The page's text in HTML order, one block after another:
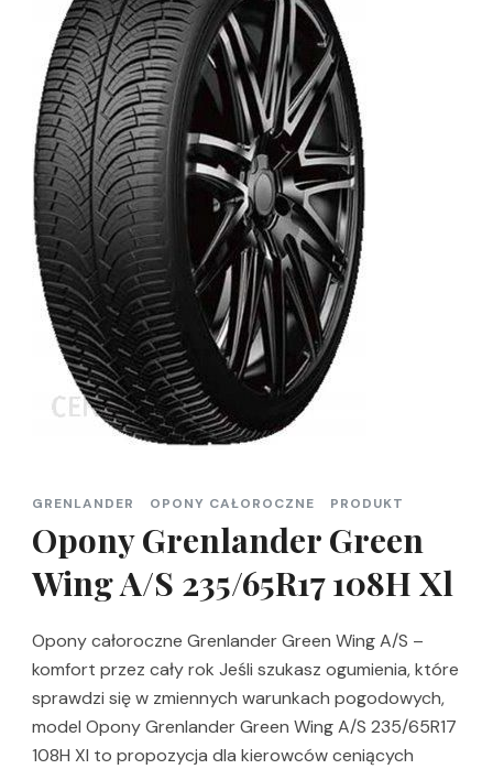
GRENLANDER OPONY CAŁOROCZNE PRODUKT
Opony Grenlander Green
Wing A/S 235/65R17 108H Xl
Opony całoroczne Grenlander Green Wing A/S –
komfort przez cały rok Jeśli szukasz ogumienia, które
sprawdzi się w zmiennych warunkach pogodowych,
model Opony Grenlander Green Wing A/S 235/65R17
108H Xl to propozycja dla kierowców ceniących